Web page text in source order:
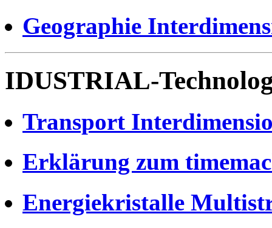
Geographie
IDUSTRIAL-
Transport
Erklärung zum
Energiekristalle